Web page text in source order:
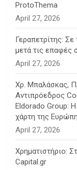
ProtoThema
April 27, 2026
Γεραπετρίτης:
μετά τις επαφές
April 27, 2026
Χρ. Μπαλάσκας,
Αντιπρόεδρος
Eldorado Group:
χάρτη της
April 27, 2026
Χρηματιστήριο:
Capital.gr